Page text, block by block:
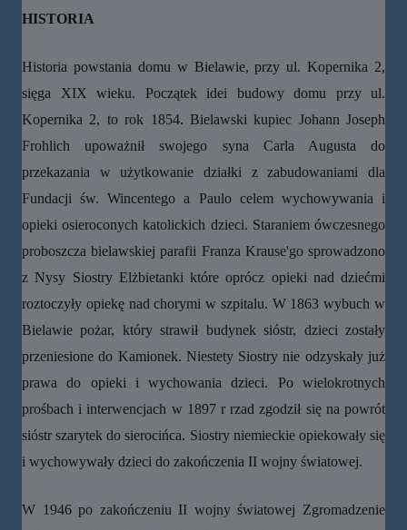
HISTORIA
Historia powstania domu w Bielawie, przy ul. Kopernika 2,
sięga XIX wieku. Początek idei budowy domu przy ul.
Kopernika 2, to rok 1854. Bielawski kupiec Johann Joseph
Frohlich upoważnił swojego syna Carla Augusta do
przekazania w użytkowanie działki z zabudowaniami dla
Fundacji św. Wincentego a Paulo celem wychowywania i
opieki osieroconych katolickich dzieci. Staraniem ówczesnego
proboszcza bielawskiej parafii Franza Krause'go sprowadzono
z Nysy Siostry Elżbietanki które oprócz opieki nad dziećmi
roztoczyły opiekę nad chorymi w szpitalu. W 1863 wybuch w
Bielawie pożar, który strawił budynek sióstr, dzieci zostały
przeniesione do Kamionek. Niestety Siostry nie odzyskały już
prawa do opieki i wychowania dzieci. Po wielokrotnych
prośbach i interwencjach w 1897 r rzad zgodził się na powrót
sióstr szarytek do sierocińca. Siostry niemieckie opiekowały się
i wychowywały dzieci do zakończenia II wojny światowej.
W 1946 po zakończeniu II wojny światowej Zgromadzenie